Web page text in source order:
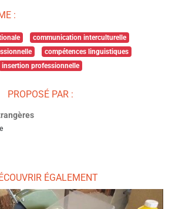
:
communication interculturelle
compétences linguistiques
insertion professionnelle
PROPOSÉ PAR :
ÉGALEMENT